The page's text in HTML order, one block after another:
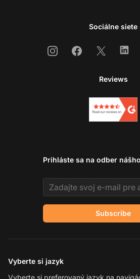
Sociálne siete
InstagramFacebook
X
Reviews
Prihláste sa na odber
Email address
Subscribe
Vyberte si jazyk
Vyberte si preferovaný jazyk na